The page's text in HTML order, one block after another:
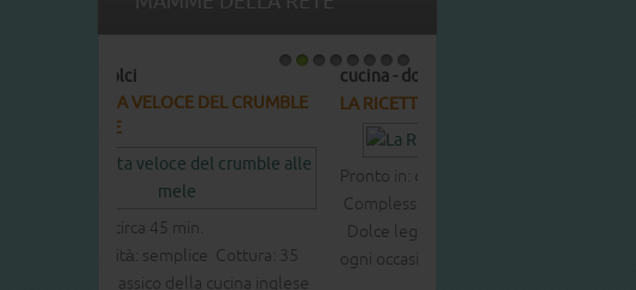
5 6 7 8
cucina - dolci
LA RICETTA DEL COTTON CAKE
Pronto in: circa 60 min.
Complessità: media Cottura: 40 min.
Dolce leggero e soffice buono per
ogni occasione.